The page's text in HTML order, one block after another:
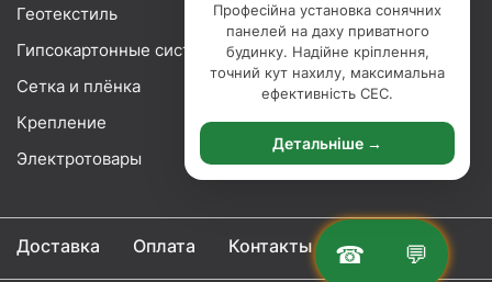
☎ 💬
Професійна установка сонячних
панелей на даху приватного
будинку. Надійне кріплення,
точний кут нахилу, максимальна
ефективність СЕС.
Детальніше →
Геотекстиль
Гипсокартонные системы
Сетка и плёнка
Крепление
Электротовары
Доставка Оплата Контакты